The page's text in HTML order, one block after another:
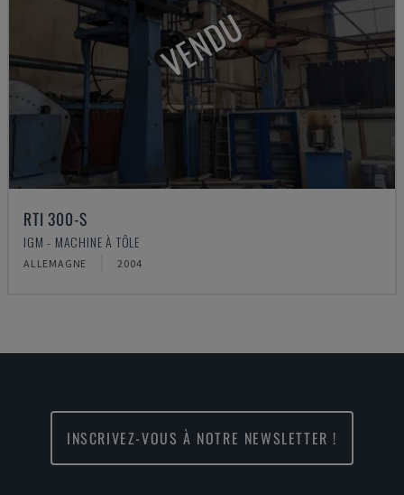
VENDU
RTI 300-S
IGM - MACHINE À TÔLE
ALLEMAGNE 2004
INSCRIVEZ-VOUS À NOTRE NEWSLETTER !